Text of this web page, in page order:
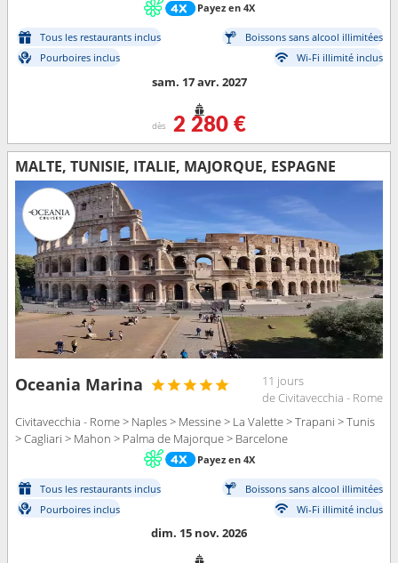
Payez en 4X
Tous les restaurants inclus
Boissons sans alcool illimitées
Pourboires inclus
Wi-Fi illimité inclus
sam. 17 avr. 2027
dès 2 280 €
MALTE, TUNISIE, ITALIE, MAJORQUE, ESPAGNE
Oceania Marina
11 jours
de Civitavecchia - Rome
Civitavecchia - Rome > Naples > Messine > La Valette > Trapani > Tunis
> Cagliari > Mahon > Palma de Majorque > Barcelone
Payez en 4X
Tous les restaurants inclus
Boissons sans alcool illimitées
Pourboires inclus
Wi-Fi illimité inclus
dim. 15 nov. 2026